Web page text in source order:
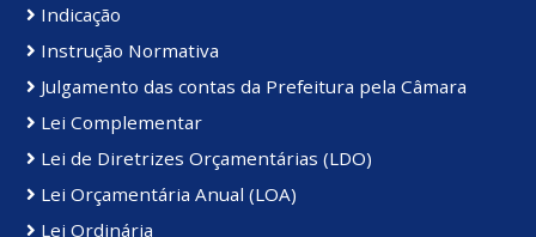
Indicação
Instrução Normativa
Julgamento das contas da Prefeitura pela Câmara
Lei Complementar
Lei de Diretrizes Orçamentárias (LDO)
Lei Orçamentária Anual (LOA)
Lei Ordinária